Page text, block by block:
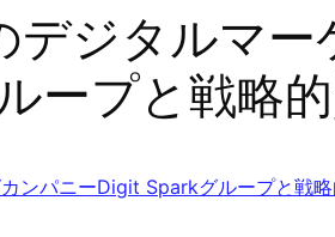
ジタルマー
ープと戦略
ンパニーDigit Sparkグループと戦